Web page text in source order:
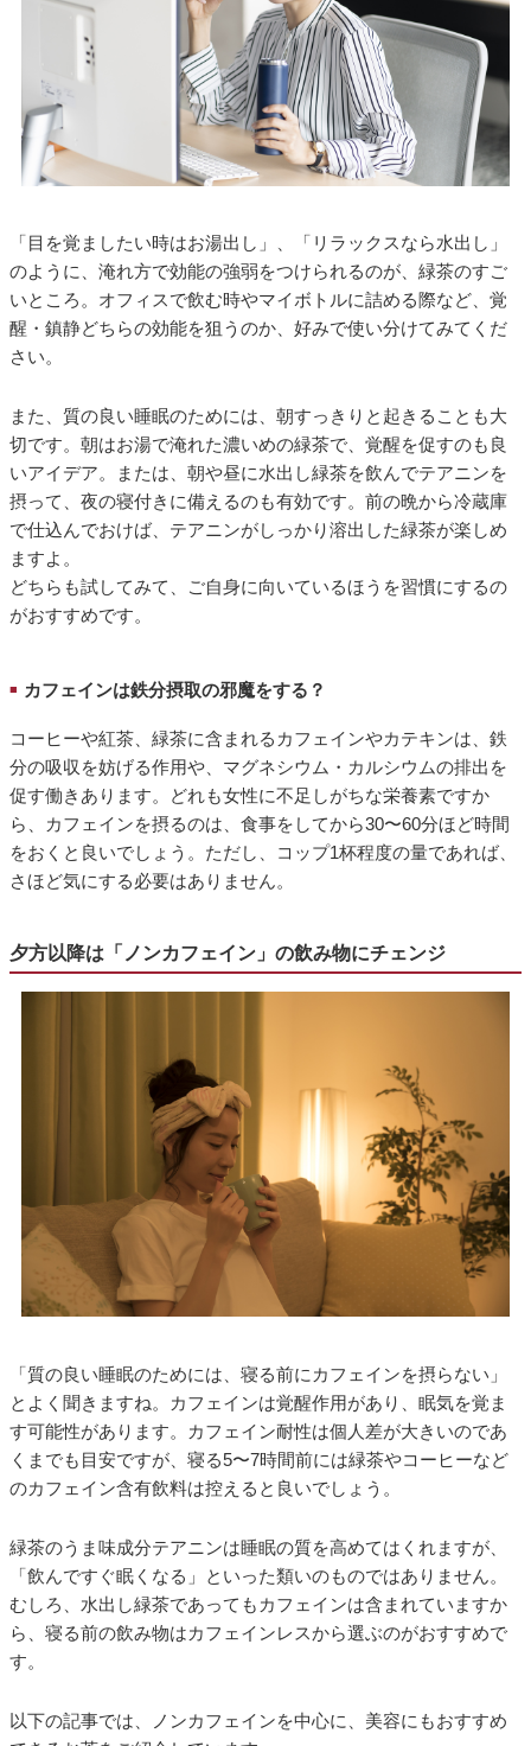
「目を覚ましたい時はお湯出し」、「リラックスなら水出し」
のように、淹れ方で効能の強弱をつけられるのが、緑茶のすご
いところ。オフィスで飲む時やマイボトルに詰める際など、覚
醒・鎮静どちらの効能を狙うのか、好みで使い分けてみてくだ
さい。
また、質の良い睡眠のためには、朝すっきりと起きることも大
切です。朝はお湯で淹れた濃いめの緑茶で、覚醒を促すのも良
いアイデア。または、朝や昼に水出し緑茶を飲んでテアニンを
摂って、夜の寝付きに備えるのも有効です。前の晩から冷蔵庫
で仕込んでおけば、テアニンがしっかり溶出した緑茶が楽しめ
ますよ。
どちらも試してみて、ご自身に向いているほうを習慣にするの
がおすすめです。
■ カフェインは鉄分摂取の邪魔をする？
コーヒーや紅茶、緑茶に含まれるカフェインやカテキンは、鉄
分の吸収を妨げる作用や、マグネシウム・カルシウムの排出を
促す働きあります。どれも女性に不足しがちな栄養素ですか
ら、カフェインを摂るのは、食事をしてから30〜60分ほど時間
をおくと良いでしょう。ただし、コップ1杯程度の量であれば、
さほど気にする必要はありません。
夕方以降は「ノンカフェイン」の飲み物にチェンジ
「質の良い睡眠のためには、寝る前にカフェインを摂らない」
とよく聞きますね。カフェインは覚醒作用があり、眠気を覚ま
す可能性があります。カフェイン耐性は個人差が大きいのであ
くまでも目安ですが、寝る5〜7時間前には緑茶やコーヒーなど
のカフェイン含有飲料は控えると良いでしょう。
緑茶のうま味成分テアニンは睡眠の質を高めてはくれますが、
「飲んですぐ眠くなる」といった類いのものではありません。
むしろ、水出し緑茶であってもカフェインは含まれていますか
ら、寝る前の飲み物はカフェインレスから選ぶのがおすすめで
す。
以下の記事では、ノンカフェインを中心に、美容にもおすすめ